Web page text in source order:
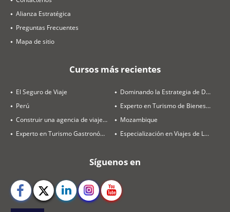
Alianza Estratégica
Preguntas Frecuentes
Mapa de sitio
Cursos más recientes
El Seguro de Viaje
Perú
Construir una agencia de viajes rentable en 2026
Experto en Turismo Gastronómico
Dominando la Estrategia de Destinos y Ventas
Experto en Turismo de Bienestar
Mozambique
Especialización en Viajes de Luna de Miel
Síguenos en